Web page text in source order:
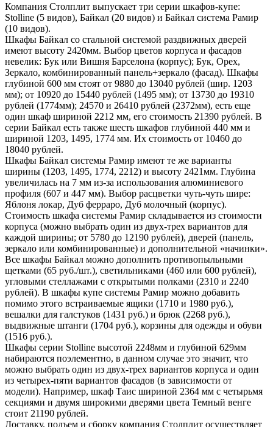
Компания Столплит выпускает три серии шкафов-купе:
Stolline (5 видов), Байкал (20 видов) и Байкал система Рамир
(10 видов).
Шкафы Байкал со стальной системой раздвижных дверей
имеют высоту 2420мм. Выбор цветов корпуса и фасадов
невелик: Бук или Вишня Барселона (корпус); Бук, Орех,
Зеркало, комбинированный панель+зеркало (фасад). Шкафы
глубиной 600 мм стоят от 9880 до 13040 рублей (шир. 1203
мм); от 10920 до 15440 рублей (1495 мм); от 13730 до 19310
рублей (1774мм); 24570 и 26410 рублей (2372мм), есть еще
один шкаф шириной 2212 мм, его стоимость 21390 рублей. В
серии Байкал есть также шесть шкафов глубиной 440 мм и
шириной 1203, 1495, 1774 мм. Их стоимость от 10460 до
18040 рублей.
Шкафы Байкал системы Рамир имеют те же варианты
ширины (1203, 1495, 1774, 2212) и высоту 2421мм. Глубина
увеличилась на 7 мм из-за использования алюминиевого
профиля (607 и 447 мм). Выбор расцветки чуть-чуть шире:
Яблоня локар, Дуб ферраро, Дуб молочный (корпус).
Стоимость шкафа системы Рамир складывается из стоимости
корпуса (можно выбрать один из двух-трех вариантов для
каждой ширины; от 5780 до 12190 рублей), дверей (панель,
зеркало или комбинированные) и дополнительной «начинки».
Все шкафы Байкал можно дополнить противопыльными
щетками (65 руб./шт.), светильниками (460 или 600 рублей),
угловыми стеллажами с открытыми полками (2310 и 2240
рублей). В шкафы купе системы Рамир можно добавить
помимо этого встраиваемые ящики (1710 и 1980 руб.),
вешалки для галстуков (1431 руб.) и брюк (2268 руб.),
выдвижные штанги (1704 руб.), корзины для одежды и обуви
(1516 руб.).
Шкафы серии Stolline высотой 2248мм и глубиной 629мм
набираются поэлементно, в данном случае это значит, что
можно выбрать один из двух-трех вариантов корпуса и один
из четырех-пяти вариантов фасадов (в зависимости от
модели). Например, шкаф Таис шириной 2364 мм с четырьмя
секциями и двумя широкими дверями цвета Темный венге
стоит 21190 рублей.
Доставку, подъем и сборку компания Столплит осуществляет